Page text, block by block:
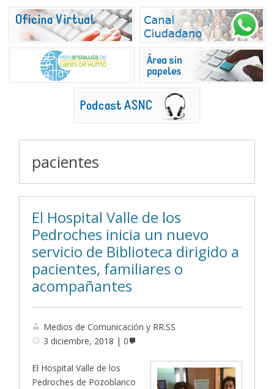
pacientes
El Hospital Valle de los
Pedroches inicia un nuevo
servicio de Biblioteca dirigido a
pacientes, familiares o
acompañantes
Medios de Comunicación y RR.SS
3 diciembre, 2018
0
El Hospital Valle de los
Pedroches de Pozoblanco